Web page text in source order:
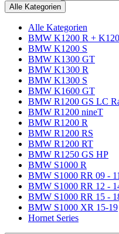
Alle Kategorien
Alle Kategorien
BMW K1200 R +
BMW K1200 S
BMW K1300 GT
BMW K1300 R
BMW K1300 S
BMW K1600 GT
BMW R1200 GS LC
BMW R1200 nineT
BMW R1200 R
BMW R1200 RS
BMW R1200 RT
BMW R1250 GS HP
BMW S1000 R
BMW S1000 RR 09 - 11
BMW S1000 RR 12 -
BMW S1000 RR 15 -
BMW S1000 XR 15-19
Hornet Series